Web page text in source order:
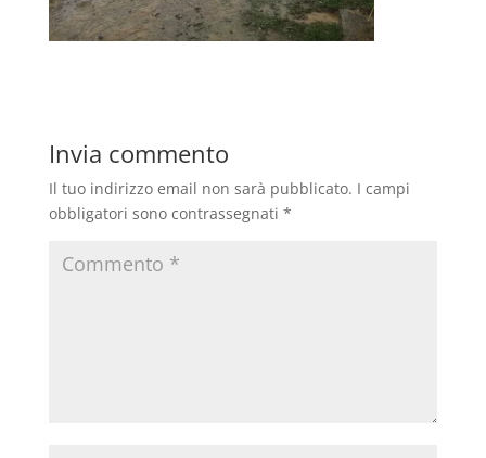
Invia commento
Il tuo indirizzo email non sarà pubblicato. I campi
obbligatori sono contrassegnati *